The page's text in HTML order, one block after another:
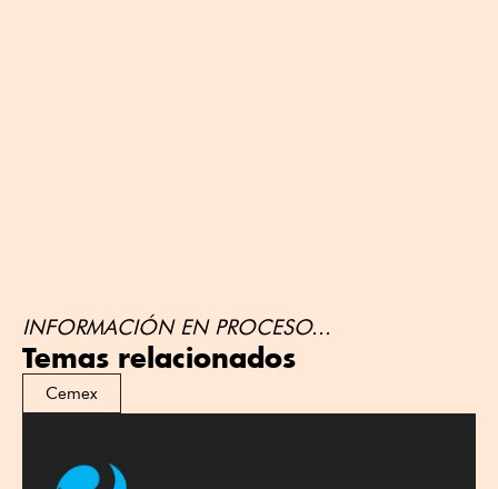
INFORMACIÓN EN PROCESO...
Temas relacionados
Cemex